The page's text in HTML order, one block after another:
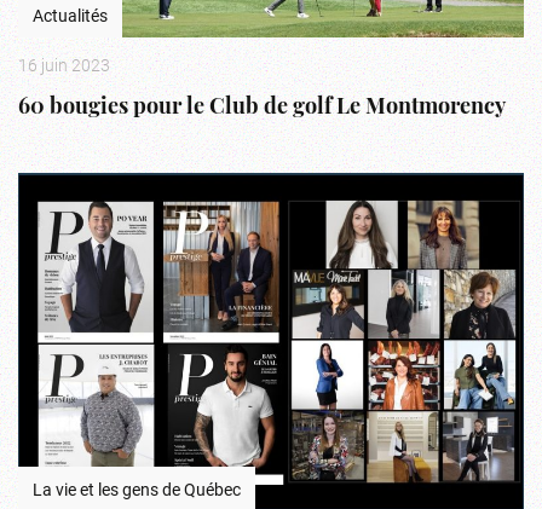
Actualités
16 juin 2023
60 bougies pour le Club de golf Le Montmorency
La vie et les gens de Québec